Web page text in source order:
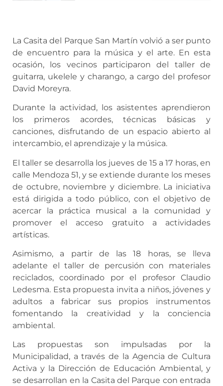
La Casita del Parque San Martín volvió a ser punto
de encuentro para la música y el arte. En esta
ocasión, los vecinos participaron del taller de
guitarra, ukelele y charango, a cargo del profesor
David Moreyra.
Durante la actividad, los asistentes aprendieron
los primeros acordes, técnicas básicas y
canciones, disfrutando de un espacio abierto al
intercambio, el aprendizaje y la música.
El taller se desarrolla los jueves de 15 a 17 horas, en
calle Mendoza 51, y se extiende durante los meses
de octubre, noviembre y diciembre. La iniciativa
está dirigida a todo público, con el objetivo de
acercar la práctica musical a la comunidad y
promover el acceso gratuito a actividades
artísticas.
Asimismo, a partir de las 18 horas, se lleva
adelante el taller de percusión con materiales
reciclados, coordinado por el profesor Claudio
Ledesma. Esta propuesta invita a niños, jóvenes y
adultos a fabricar sus propios instrumentos
fomentando la creatividad y la conciencia
ambiental.
Las propuestas son impulsadas por la
Municipalidad, a través de la Agencia de Cultura
Activa y la Dirección de Educación Ambiental, y
se desarrollan en la Casita del Parque con entrada